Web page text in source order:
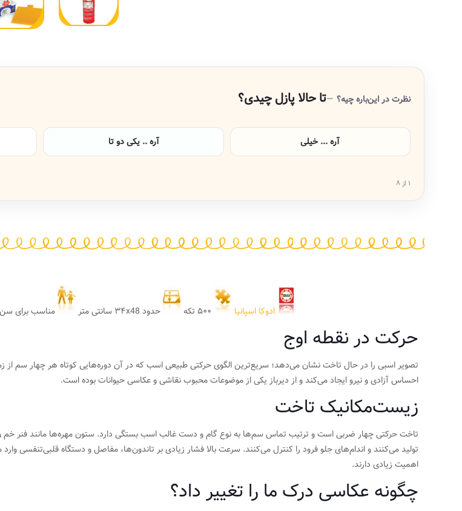
نظرت در این‌باره چیه؟ تا حالا پازل چیدی؟
آره ... خیلی آره .. یکی دو تا
۱ از ۸
ادوکا اسپانیا حدود ۳۴x48 سانتی متر مناسب برای سن ۵ تا ۹۹
حرکت در نقطه اوج
تصویر اسبی را در حال تاخت نشان می‌دهد؛ سریع‌ترین الگوی حرکتی طبیعی اسب که در آن دوره‌هایی کوتاه هر چهار سم
احساس آزادی و نیرو ایجاد می‌کند و از دیرباز یکی از موضوعات محبوب نقاشی و عکاسی حیوانات بوده است.
زیست‌مکانیک تاخت
تاخت حرکتی چهار ضربی است و ترتیب تماس سم‌ها به نوع گام و دست غالب اسب بستگی دارد. ستون مهره‌ها مانند فنر خم و
تولید می‌کنند و اندام‌های جلو فرود را کنترل می‌کنند. سرعت بالا فشار زیادی بر تاندون‌ها، مفاصل و دستگاه قلبی‌تنفسی
اهمیت زیادی دارند.
چگونه عکاسی درک ما را تغییر داد؟